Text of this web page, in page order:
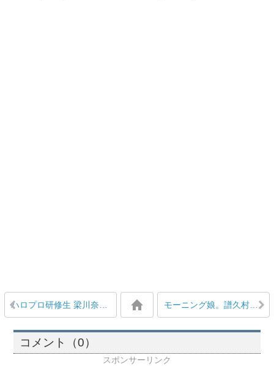
ハロプロ研修生 梁川奈々美が天才すぎて恐怖すら感じる、という声 モーニング娘。譜久村聖リーダーが中澤裕子にMステ出演を報告していた
コメント（0）
スポンサーリンク